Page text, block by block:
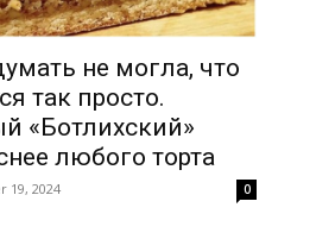
не могла, что
так просто.
«Ботлихский»
любого торта
19, 2024 0